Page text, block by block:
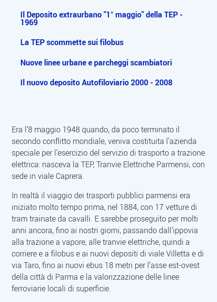
Descrizione
Era l’8 maggio 1948 quando, da poco terminato il
secondo conflitto mondiale, veniva costituita l’azienda
speciale per l’esercizio del servizio di trasporto a trazione
elettrica: nasceva la TEP, Tranvie Elettriche Parmensi, con
sede in viale Caprera.
In realtà il viaggio dei trasporti pubblici parmensi era
iniziato molto tempo prima, nel 1884, con 17 vetture di
tram trainate da cavalli. E sarebbe proseguito per molti
anni ancora, fino ai nostri giorni, passando dall’ippovia
alla trazione a vapore, alle tranvie elettriche, quindi a
corriere e a filobus e ai nuovi depositi di viale Villetta e di
via Taro, fino ai nuovi ebus 18 metri per l’asse est-ovest
della città di Parma e la valorizzazione delle linee
ferroviarie locali di superficie.
Il Deposito extraurbano "1° maggio" della TEP -
1969
La TEP scommette sui filobus
Nuove linee urbane e parcheggi scambiatori
Il nuovo deposito Autofiloviario 2000 - 2008